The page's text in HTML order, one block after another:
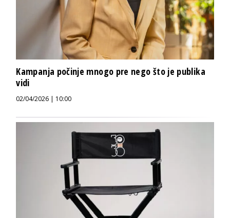
Kampanja počinje mnogo pre nego što je publika
vidi
02/04/2026 | 10:00